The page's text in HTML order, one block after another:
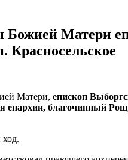
Матери
Красносельское
Матери, епископ
епархии, благочинный